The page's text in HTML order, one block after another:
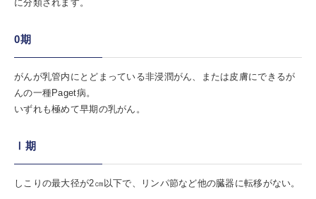
に分類されます。
0期
がんが乳管内にとどまっている非浸潤がん、または皮膚にできるが
んの一種Paget病。
いずれも極めて早期の乳がん。
Ⅰ期
しこりの最大径が2㎝以下で、リンパ節など他の臓器に転移がない。